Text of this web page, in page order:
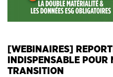
[WEBINAIRES]
INDISPENSABLE POUR
TRANSITION